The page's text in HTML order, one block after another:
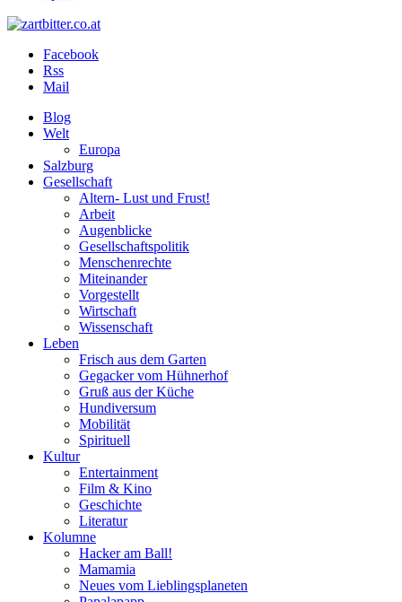
Facebook
Rss
Mail
Blog
Welt
Europa
Salzburg
Gesellschaft
Altern- Lust und Frust!
Arbeit
Augenblicke
Gesellschaftspolitik
Menschenrechte
Miteinander
Vorgestellt
Wirtschaft
Wissenschaft
Leben
Frisch aus dem Garten
Gegacker vom Hühnerhof
Gruß aus der Küche
Hundiversum
Mobilität
Spirituell
Kultur
Entertainment
Film & Kino
Geschichte
Literatur
Kolumne
Hacker am Ball!
Mamamia
Neues vom Lieblingsplaneten